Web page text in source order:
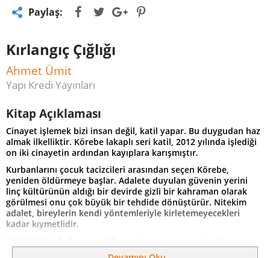
Paylaş:
Kırlangıç Çığlığı
Ahmet Ümit
Yapı Kredi Yayınları
Kitap Açıklaması
Cinayet işlemek bizi insan değil, katil yapar. Bu duygudan haz
almak ilkelliktir. Körebe lakaplı seri katil, 2012 yılında işlediği
on iki cinayetin ardından kayıplara karışmıştır.
Kurbanlarını çocuk tacizcileri arasından seçen Körebe,
yeniden öldürmeye başlar. Adalete duyulan güvenin yerini
linç kültürünün aldığı bir devirde gizli bir kahraman olarak
görülmesi onu çok büyük bir tehdide dönüştürür. Nitekim
adalet, bireylerin kendi yöntemleriyle kirletemeyecekleri
kadar kıymetlidir.